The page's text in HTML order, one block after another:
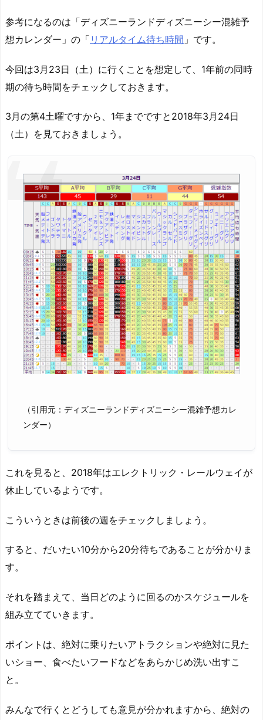
参考になるのは「ディズニーランドディズニーシー混雑予
想カレンダー」の「 リアルタイム待ち時間 」です。
今回は3月23日（土）に行くことを想定して、1年前の同時
期の待ち時間をチェックしておきます。
3月の第4土曜ですから、1年までですと2018年3月24日
（土）を見ておきましょう。
（引用元：ディズニーランドディズニーシー混雑予想カレ
ンダー）
これを見ると、2018年はエレクトリック・レールウェイが
休止しているようです。
こういうときは前後の週をチェックしましょう。
すると、だいたい10分から20分待ちであることが分かりま
す。
それを踏まえて、当日どのように回るのかスケジュールを
組み立てていきます。
ポイントは、絶対に乗りたいアトラクションや絶対に見た
いショー、食べたいフードなどをあらかじめ洗い出すこ
と。
みんなで行くとどうしても意見が分かれますから、絶対の